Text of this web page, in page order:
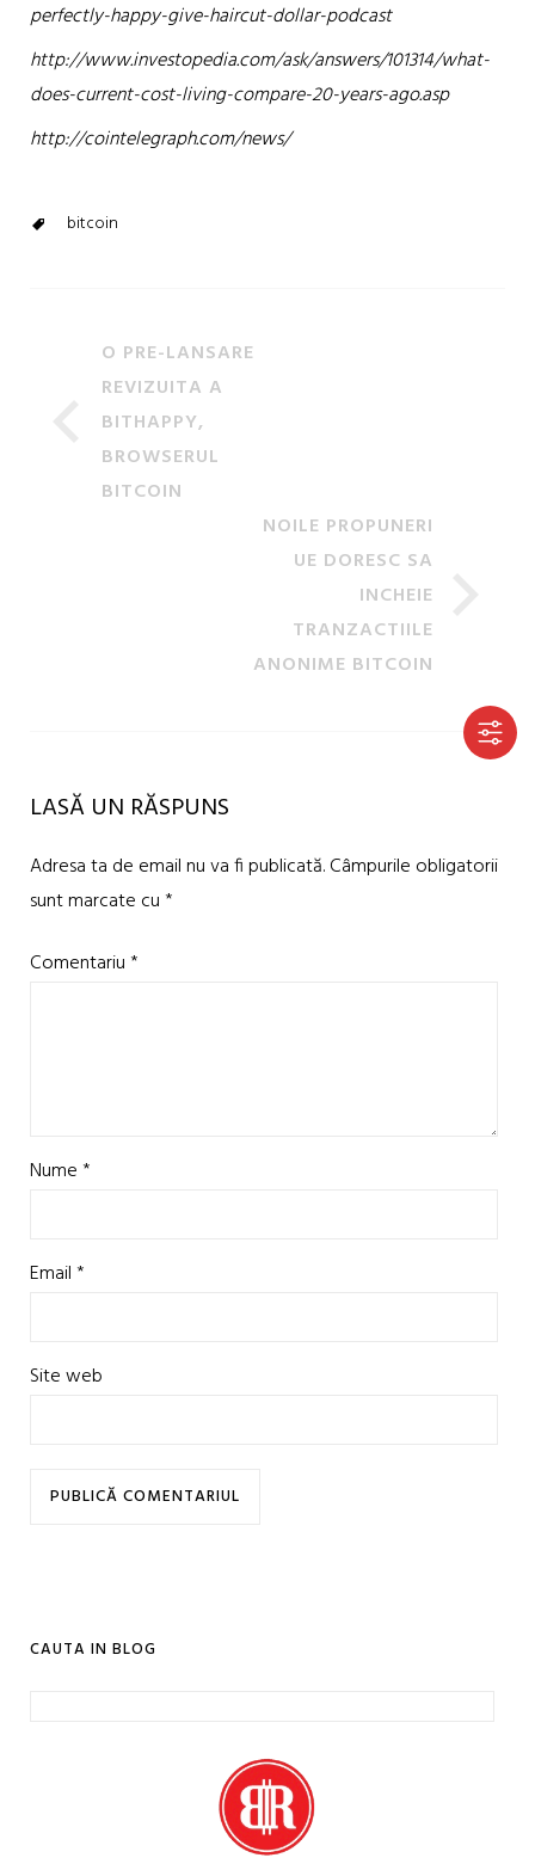
perfectly-happy-give-haircut-dollar-podcast
http://www.investopedia.com/ask/answers/101314/what-
does-current-cost-living-compare-20-years-ago.asp
http://cointelegraph.com/news/
bitcoin
O PRE-LANSARE
REVIZUITA A
BITHAPPY,
BROWSERUL
BITCOIN
NOILE PROPUNERI
UE DORESC SA
INCHEIE
TRANZACTIILE
ANONIME BITCOIN
LASĂ UN RĂSPUNS
Adresa ta de email nu va fi publicată.Câmpurile obligatorii
sunt marcate cu*
Comentariu*
Nume*
Email*
Site web
CAUTA IN BLOG